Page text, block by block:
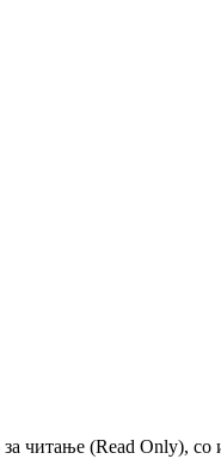
читање (Read Only),